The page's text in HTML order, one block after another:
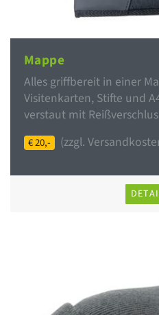
Mappe
Alles griffbereit in einer
Visitenkarten, Stifte und
verstaut mit
€ 20,- (zzgl.